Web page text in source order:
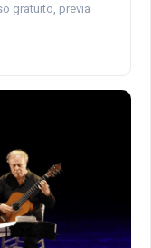
gratuito, previa